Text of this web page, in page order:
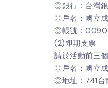
◎銀行：台灣
◎戶名：國立
◎帳號：
(2)即期支票
請於活動前三
◎戶名：國立
◎地址：741台